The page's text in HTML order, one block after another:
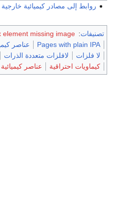
روابط إلى مصادر كيميائية خارجية
تصنيفات:
element missing image
Pages with plain IPA
عناصر
لا فلزات
لافلزات متعددة الذرات
كيماويات احتراقية
عناصر